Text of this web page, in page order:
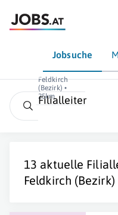
Jobsuche
Feldkirch
(Bezirk) •
25km
Filialleiter
13 aktuelle
Feldkirch (Bezirk)